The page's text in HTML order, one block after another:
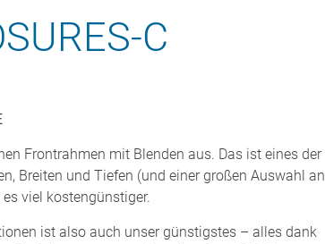
C
Frontrahmen mit Blenden aus. Das ist eines der
Breiten und Tiefen (und einer großen Auswahl an
viel kostengünstiger.
ist also auch unser günstigstes – alles dank